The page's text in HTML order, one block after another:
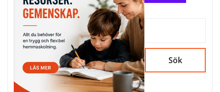
Sök